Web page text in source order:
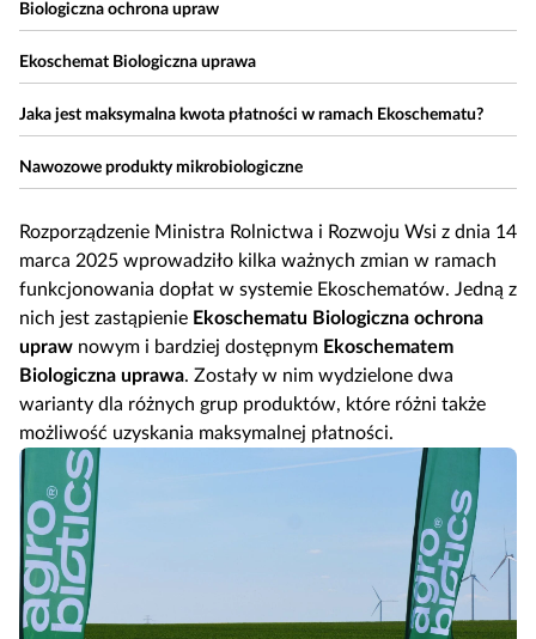
Biologiczna ochrona upraw
Ekoschemat Biologiczna uprawa
Jaka jest maksymalna kwota płatności w ramach Ekoschematu?
Nawozowe produkty mikrobiologiczne
Rozporządzenie Ministra Rolnictwa i Rozwoju Wsi z dnia 14
marca 2025 wprowadziło kilka ważnych zmian w ramach
funkcjonowania dopłat w systemie Ekoschematów. Jedną z
nich jest zastąpienie Ekoschematu Biologiczna ochrona
upraw nowym i bardziej dostępnym Ekoschematem
Biologiczna uprawa. Zostały w nim wydzielone dwa
warianty dla różnych grup produktów, które różni także
możliwość uzyskania maksymalnej płatności.